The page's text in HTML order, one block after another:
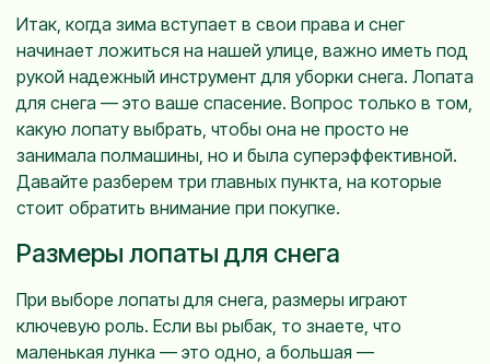
Итак, когда зима вступает в свои права и снег
начинает ложиться на нашей улице, важно иметь под
рукой надежный инструмент для уборки снега. Лопата
для снега — это ваше спасение. Вопрос только в том,
какую лопату выбрать, чтобы она не просто не
занимала полмашины, но и была суперэффективной.
Давайте разберем три главных пункта, на которые
стоит обратить внимание при покупке.
Размеры лопаты для снега
При выборе лопаты для снега, размеры играют
ключевую роль. Если вы рыбак, то знаете, что
маленькая лунка — это одно, а большая —